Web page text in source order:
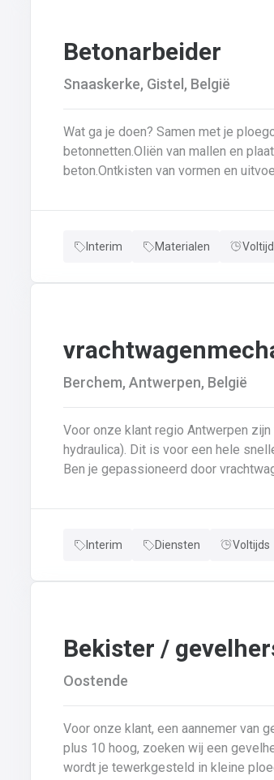
Betonarbeider
Snaaskerke, Gistel, België
Wat ga je doen? Samen met je ploegchef het productieplan doornemen.Voorbereiden van
betonnetten.Oliën van mallen en
beton.Ontkisten van vormen en
en naleven van veiligheids-,
Interim Materialen
Berchem, Antwerpen, België
Voor onze klant regio Antwerpen
hydraulica). Dit is voor een hele snelle opstart. Ben jij een echte specialist in
Interim Diensten Voltijds
Bekister /
Oostende
Voor onze klant, een aannemer van
plus 10 hoog, zoeken wij een
wordt je tewerkgesteld in kleine